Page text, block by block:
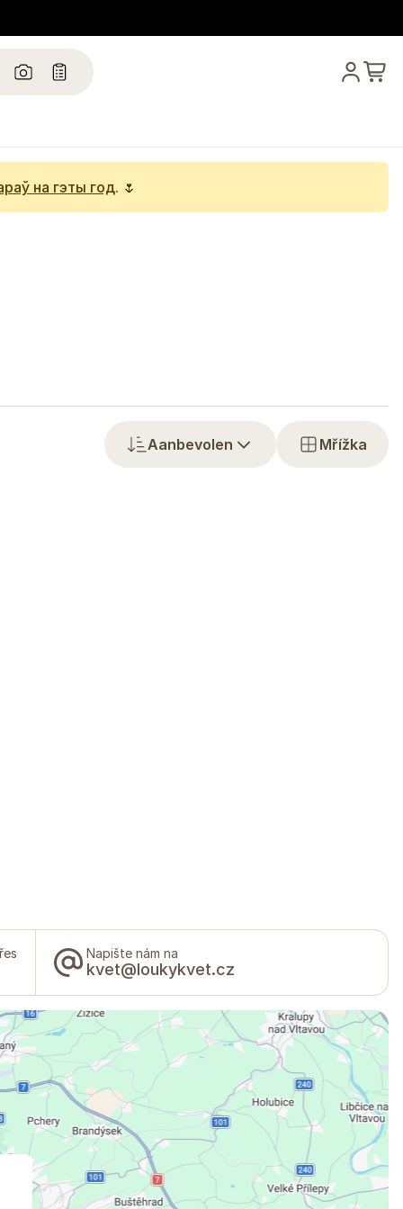
на гэты год. 🌷
Aanbevolen Mřížka
Napište nám na
kvet@loukykvet.cz